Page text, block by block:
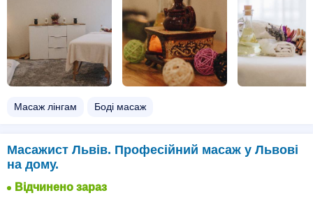
Масаж лінгам Боді масаж
Масажист Львів. Професійний масаж у Львові
на дому.
Відчинено зараз